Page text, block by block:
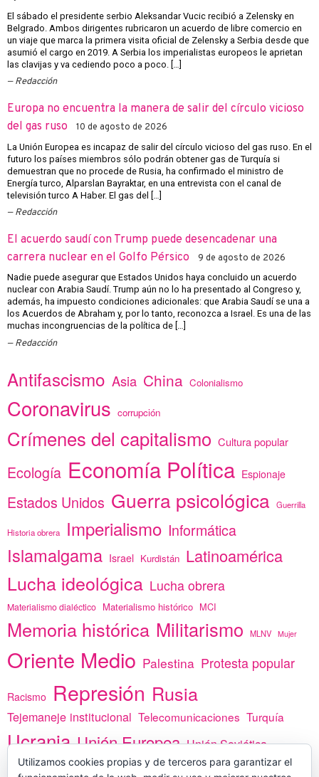
El sábado el presidente serbio Aleksandar Vucic recibió a Zelensky en
Belgrado. Ambos dirigentes rubricaron un acuerdo de libre comercio en
un viaje que marca la primera visita oficial de Zelensky a Serbia desde que
asumió el cargo en 2019. A Serbia los imperialistas europeos le aprietan
las clavijas y va cediendo poco a poco. […]
Redacción
Europa no encuentra la manera de salir del círculo vicioso
del gas ruso
10 de agosto de 2026
La Unión Europea es incapaz de salir del círculo vicioso del gas ruso. En el
futuro los países miembros sólo podrán obtener gas de Turquía si
demuestran que no procede de Rusia, ha confirmado el ministro de
Energía turco, Alparslan Bayraktar, en una entrevista con el canal de
televisión turco A Haber. El gas del […]
Redacción
El acuerdo saudí con Trump puede desencadenar una
carrera nuclear en el Golfo Pérsico
9 de agosto de 2026
Nadie puede asegurar que Estados Unidos haya concluido un acuerdo
nuclear con Arabia Saudí. Trump aún no lo ha presentado al Congreso y,
además, ha impuesto condiciones adicionales: que Arabia Saudí se una a
los Acuerdos de Abraham y, por lo tanto, reconozca a Israel. Es una de las
muchas incongruencias de la política de […]
Redacción
Antifascismo Asia China Colonialismo
Coronavirus corrupción
Crímenes del capitalismo Cultura popular
Ecología Economía Política Espionaje
Estados Unidos Guerra psicológica Guerrilla
Historia obrera Imperialismo Informática
Islamalgama Israel Kurdistán Latinoamérica
Lucha ideológica Lucha obrera
Materialismo dialéctico Materialismo histórico MCI
Memoria histórica Militarismo MLNV Mujer
Oriente Medio Palestina Protesta popular
Racismo Represión Rusia
Tejemaneje institucional Telecomunicaciones Turquía
Ucrania Unión Europea Unión Soviética
vacunas Yemen África
Utilizamos cookies propias y de terceros para garantizar el